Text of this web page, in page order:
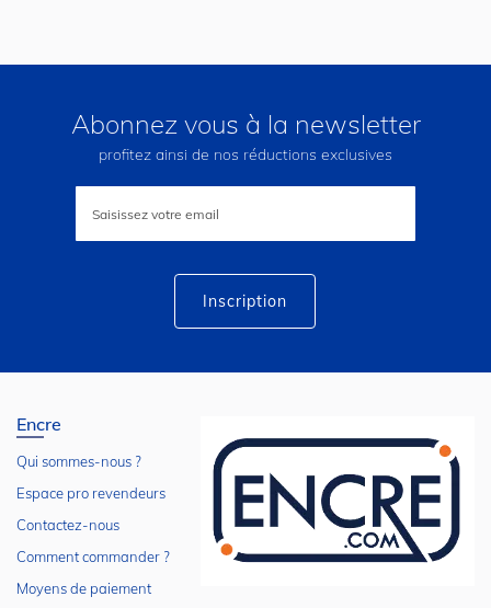
Abonnez vous à la newsletter
profitez ainsi de nos réductions exclusives
lettre
Inscription
Encre
Qui sommes-nous ?
Espace pro revendeurs
Contactez-nous
Comment commander ?
Moyens de paiement